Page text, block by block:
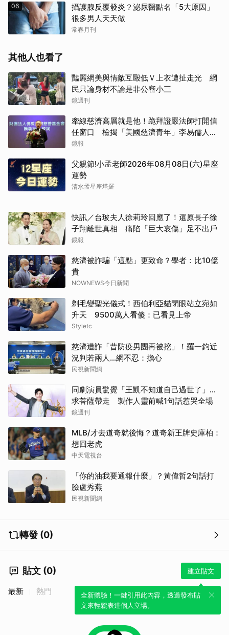
06
攝護腺反覆發炎？泌尿醫點名「5大原因」
很多男人天天做
常春月刊
其他人也看了
豔麗網美與情敵互毆低Ｖ上衣遭扯走光 網
民只論身材不論是非公審小三
鏡週刊
牽線慈濟高層就是他！跪拜證嚴法師打開信
任窗口 檢揭「美國慈濟青年」李易儒人脈
網絡
鏡報
父親節!小孟老師2026年08月08日(六)星座
運勢
清水孟星座塔羅
快訊／台玻夫人徐莉玲回應了！還原長子徐
子翔離世真相 痛陷「巨大哀傷」足不出戶
鏡報
慈濟被詐騙「這點」更致命？學者：比10億
貴
NOWNEWS今日新聞
剃毛變聖光儀式！西伯利亞貓閉眼站立宛如
升天 9500萬人看傻：已看見上帝
Styletc
慈濟遭詐「昔防疫男團再被挖」！羅一鈞近
況判若兩人…網不忍：擔心
民視新聞網
同劇演員驚覺「王凱不知道自己過世了」...
求菩薩帶走 製作人靈前喊1句話惹哭全場
鏡週刊
MLB/才去道奇就後悔？道奇新王牌史庫柏：
想回老虎
中天電視台
「你的油我要通報什麼」？黃偉哲2句話打
臉盧秀燕
民視新聞網
轉發 (0)
貼文 (0) 建立貼文
全新體驗！一鍵引用此內容，透過發布貼
文來輕鬆表達個人立場。
最新 熱門
取消